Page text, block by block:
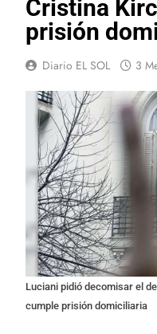
Cristina
prisión
Diario EL SOL 3
Luciani pidió decomisar el
cumple prisión domiciliaria